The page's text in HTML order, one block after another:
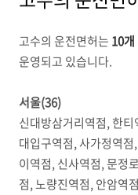
고수의 운전면허는 10개
운영되고 있습니다.
서울(36)
신대방삼거리역점, 한
대입구역점, 사가정역
이역점, 신사역점, 문정
점, 노량진역점, 안암역